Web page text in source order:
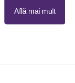
Află mai mult